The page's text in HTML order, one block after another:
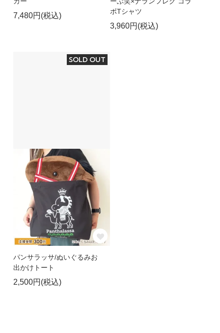
7,480円(税込)
ボTシャツ
3,960円(税込)
SOLD OUT
パンサラッサ/ぬいぐるみお
出かけトート
2,500円(税込)